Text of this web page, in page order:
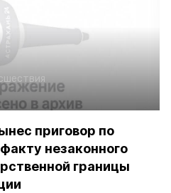
приговор по
незаконного
границы